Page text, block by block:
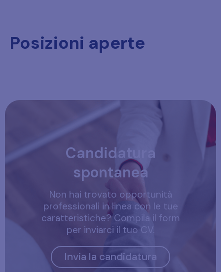
Posizioni aperte
Candidatura
spontanea
Non hai trovato opportunità
professionali in linea con le tue
caratteristiche? Compila il form
per inviarci il tuo CV.
Invia la candidatura